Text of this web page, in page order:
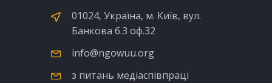
01024, Україна, м. Київ, вул.
Банкова б.3 оф.32
info@ngowuu.org
з питань медіаспівпраці